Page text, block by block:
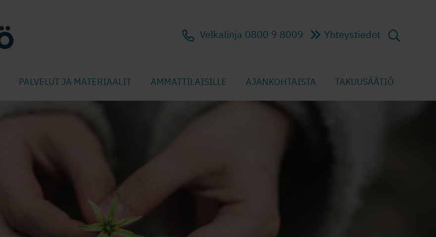
Velkalinja 0800 9 8009 Yhteystiedot
PALVELUT JA MATERIAALIT AMMATTILAISILLE AJANKOHTAISTA TAKUUSÄÄTIÖ